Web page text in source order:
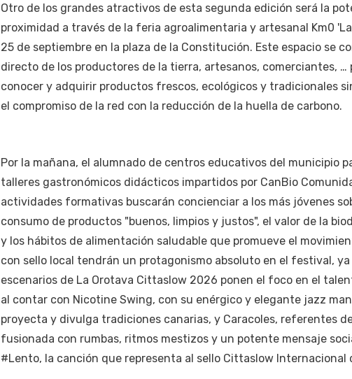
Otro de los grandes atractivos de esta segunda edición será la
proximidad a través de la feria agroalimentaria y artesanal Km0
25 de septiembre en la plaza de la Constitución. Este espacio se
directo de los productores de la tierra, artesanos, comerciantes,
conocer y adquirir productos frescos, ecológicos y tradicionales
el compromiso de la red con la reducción de la huella de carbono.
Por la mañana, el alumnado de centros educativos del municipio
talleres gastronómicos didácticos impartidos por CanBio
actividades formativas buscarán concienciar a los más jóvenes
consumo de productos "buenos, limpios y justos", el valor de la
y los hábitos de alimentación saludable que promueve el
con sello local tendrán un protagonismo absoluto en el festival,
escenarios de La Orotava Cittaslow 2026 ponen el foco en el
al contar con Nicotine Swing, con su enérgico y elegante jazz
proyecta y divulga tradiciones canarias, y Caracoles, referentes
fusionada con rumbas, ritmos mestizos y un potente mensaje
#Lento, la canción que representa al sello Cittaslow Internacional